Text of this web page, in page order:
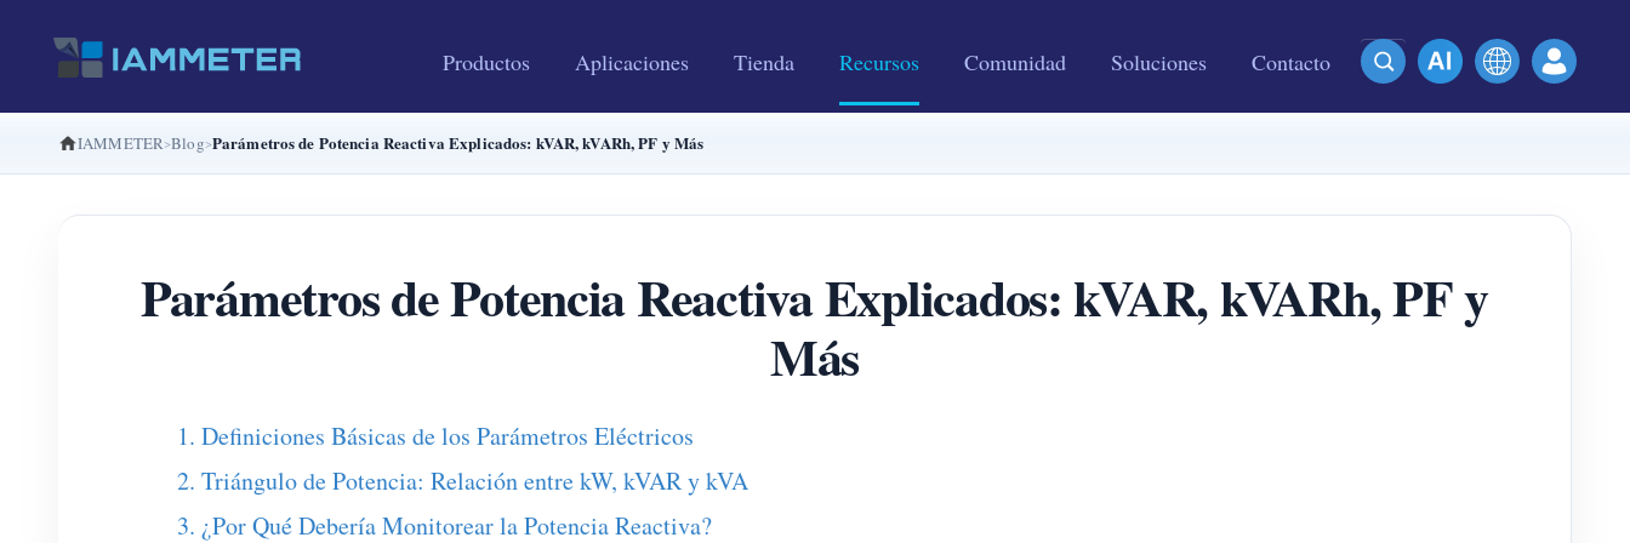
Productos Aplicaciones Tienda Recursos Comunidad Soluciones Contacto
IAMMETER Blog Parámetros de Potencia Reactiva Explicados: kVAR, kVARh, PF y Más
Parámetros de Potencia Reactiva Explicados: kVAR, kVARh, PF y
Más
1. Definiciones Básicas de los Parámetros Eléctricos
2. Triángulo de Potencia: Relación entre kW, kVAR y kVA
3. ¿Por Qué Debería Monitorear la Potencia Reactiva?